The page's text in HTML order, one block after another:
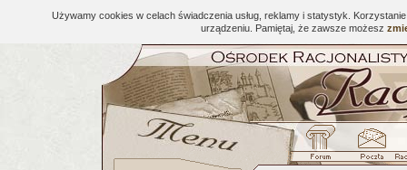
Używamy cookies w celach świadczenia usług, reklamy i statystyk.
urządzeniu. Pamiętaj, że zawsze możesz